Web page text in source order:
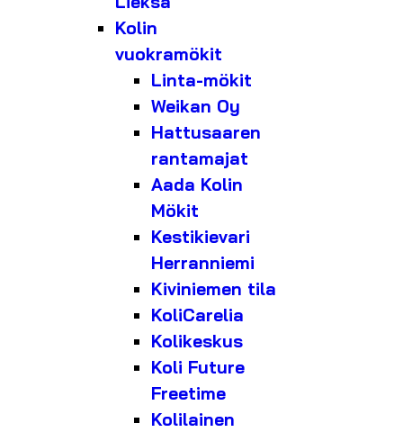
Kolin
vuokramökit
Linta-mökit
Weikan Oy
Hattusaaren
rantamajat
Aada Kolin
Mökit
Kestikievari
Herranniemi
Kiviniemen tila
KoliCarelia
Kolikeskus
Koli Future
Freetime
Kolilainen